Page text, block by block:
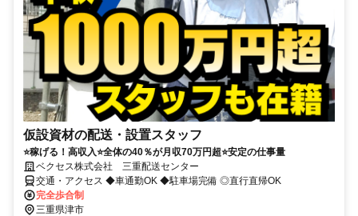
仮設資材の配送・設置スタッフ
⭐稼げる！高収入⭐全体の40％が月収70万円超⭐安定の仕事量
ベクセス株式会社 三重配送センター
交通・アクセス ◆車通勤OK ◆駐車場完備 ◎直行直帰OK
完全歩合制
三重県津市